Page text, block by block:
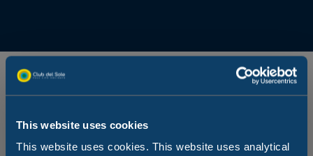
This website uses cookies
This website uses cookies. This website uses analytical